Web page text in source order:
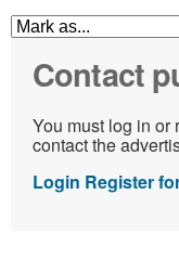
Contact
You must log in or
contact the
Login Register